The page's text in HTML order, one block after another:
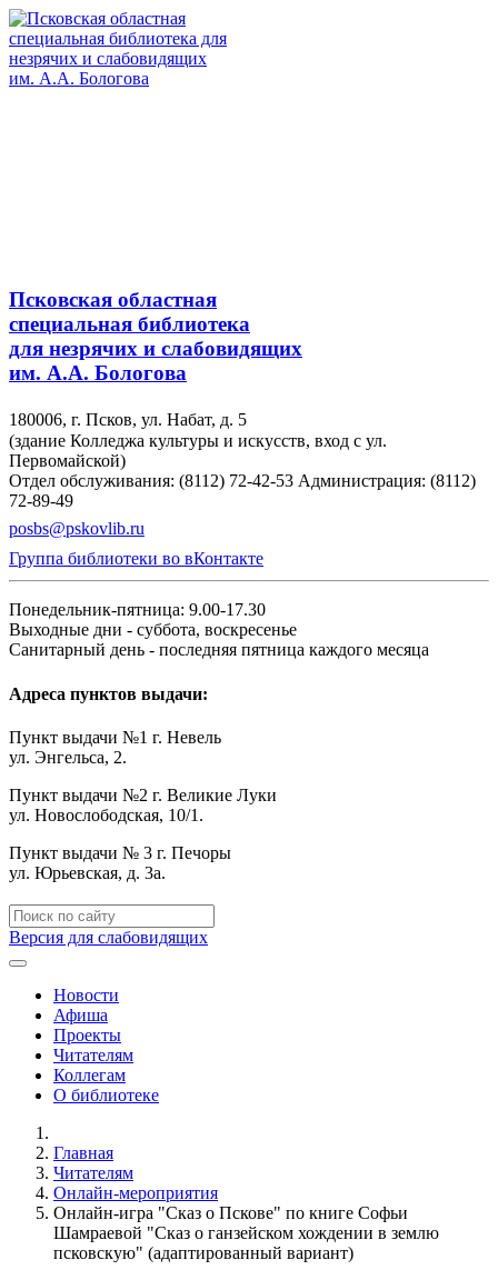
Псковская областная
специальная библиотека
для незрячих и слабовидящих
им. А.А. Бологова
180006, г. Псков, ул. Набат, д. 5
(здание Колледжа культуры и искусств, вход с ул.
Первомайской)
Отдел обслуживания: (8112) 72-42-53 Администрация: (8112)
72-89-49
posbs@pskovlib.ru
Группа библиотеки во вКонтакте
Понедельник-пятница: 9.00-17.30
Выходные дни - суббота, воскресенье
Санитарный день - последняя пятница каждого месяца
Адреса пунктов выдачи:
Пункт выдачи №1 г. Невель
ул. Энгельса, 2.
Пункт выдачи №2 г. Великие Луки
ул. Новослободская, 10/1.
Пункт выдачи № 3 г. Печоры
ул. Юрьевская, д. 3а.
Версия для слабовидящих
Новости
Афиша
Проекты
Читателям
Коллегам
О библиотеке
Главная
Читателям
Онлайн-мероприятия
Онлайн-игра "Сказ о Пскове" по книге Софьи
Шамраевой "Сказ о ганзейском хождении в землю
псковскую" (адаптированный вариант)